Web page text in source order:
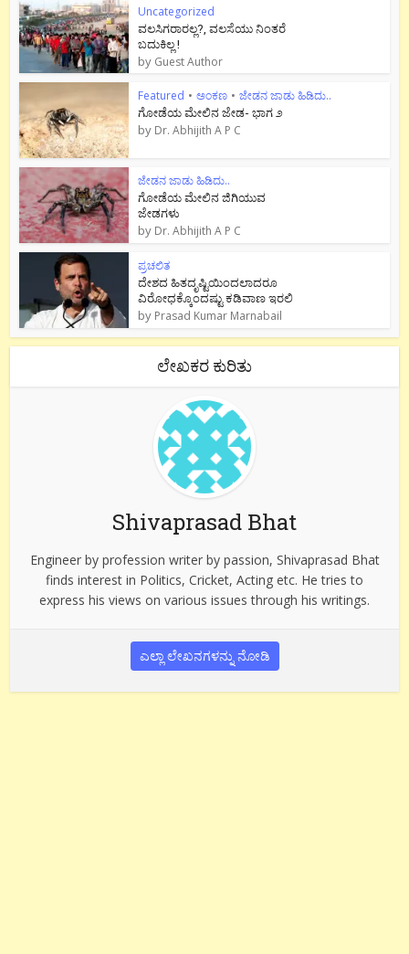
Uncategorized
ವಲಸಿಗರಾರಲ್ಲ?, ವಲಸೆಯು ನಿಂತರೆ
ಬದುಕಿಲ್ಲ !
by Guest Author
Featured • ಅಂಕಣ • ಜೇಡನ ಜಾಡು ಹಿಡಿದು..
ಗೋಡೆಯ ಮೇಲಿನ ಜೇಡ- ಭಾಗ ೨
by Dr. Abhijith A P C
ಜೇಡನ ಜಾಡು ಹಿಡಿದು..
ಗೋಡೆಯ ಮೇಲಿನ ಜಿಗಿಯುವ
ಜೇಡಗಳು
by Dr. Abhijith A P C
ಪ್ರಚಲಿತ
ದೇಶದ ಹಿತದೃಷ್ಟಿಯಿಂದಲಾದರೂ
ವಿರೋಧಕ್ಕೊಂದಷ್ಟು ಕಡಿವಾಣ ಇರಲಿ
by Prasad Kumar Marnabail
ಲೇಖಕರ ಕುರಿತು
Shivaprasad Bhat
Engineer by profession writer by passion, Shivaprasad Bhat
finds interest in Politics, Cricket, Acting etc. He tries to
express his views on various issues through his writings.
ಎಲ್ಲಾ ಲೇಖನಗಳನ್ನು ನೋಡಿ